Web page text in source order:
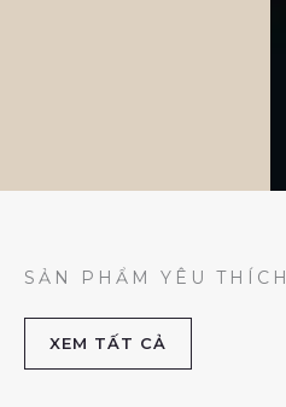
SẢN PHẨM YÊU THÍCH
XEM TẤT CẢ